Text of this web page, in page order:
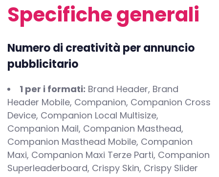
Specifiche generali
Numero di creatività per annuncio
pubblicitario
1 per i formati: Brand Header, Brand
Header Mobile, Companion, Companion Cross
Device, Companion Local Multisize,
Companion Mail, Companion Masthead,
Companion Masthead Mobile, Companion
Maxi, Companion Maxi Terze Parti, Companion
Superleaderboard, Crispy Skin, Crispy Slider